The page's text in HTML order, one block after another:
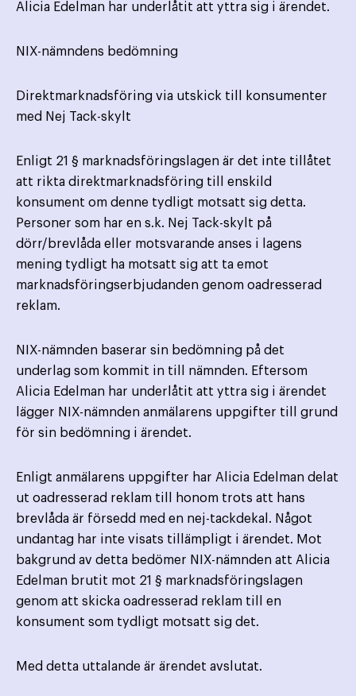
Alicia Edelman har underlåtit att yttra sig i ärendet.
NIX-nämndens bedömning
Direktmarknadsföring via utskick till konsumenter
med Nej Tack-skylt
Enligt 21 § marknadsföringslagen är det inte tillåtet
att rikta direktmarknadsföring till enskild
konsument om denne tydligt motsatt sig detta.
Personer som har en s.k. Nej Tack-skylt på
dörr/brevlåda eller motsvarande anses i lagens
mening tydligt ha motsatt sig att ta emot
marknadsföringserbjudanden genom oadresserad
reklam.
NIX-nämnden baserar sin bedömning på det
underlag som kommit in till nämnden. Eftersom
Alicia Edelman har underlåtit att yttra sig i ärendet
lägger NIX-nämnden anmälarens uppgifter till grund
för sin bedömning i ärendet.
Enligt anmälarens uppgifter har Alicia Edelman delat
ut oadresserad reklam till honom trots att hans
brevlåda är försedd med en nej-tackdekal. Något
undantag har inte visats tillämpligt i ärendet. Mot
bakgrund av detta bedömer NIX-nämnden att Alicia
Edelman brutit mot 21 § marknadsföringslagen
genom att skicka oadresserad reklam till en
konsument som tydligt motsatt sig det.
Med detta uttalande är ärendet avslutat.